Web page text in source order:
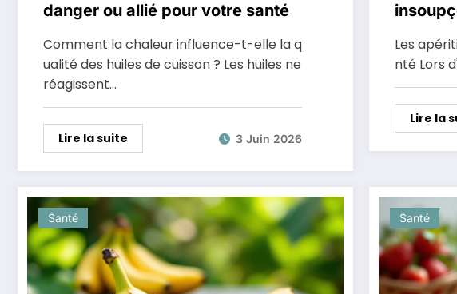
danger ou allié pour votre santé
Comment la chaleur influence-t-elle la q
ualité des huiles de cuisson ? Les huiles ne
réagissent…
Lire la suite 3 Juin 2026
Les
nté Lors
Lire la
Santé Santé